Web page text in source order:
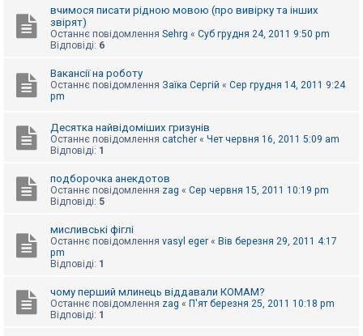
о
у
Д
п
м
а
вчимося писати рідною мовою (про вивірку та інших
звірят)
Останнє повідомлення Sehrg « Суб грудня 24, 2011 9:50 pm
Відповіді: 6
Вакансії на роботу
Останнє повідомлення Заїка Сергій « Сер грудня 14, 2011 9:24
pm
Десятка найвідоміших гризунів
Останнє повідомлення catcher « Чет червня 16, 2011 5:09 am
Відповіді: 1
подборочка анекдотов
Останнє повідомлення zag « Сер червня 15, 2011 10:19 pm
Відповіді: 5
мисливські фіглі
Останнє повідомлення vasyl eger « Вів березня 29, 2011 4:17
pm
Відповіді: 1
чому перший млинець віддавали КОМАМ?
Останнє повідомлення zag « П'ят березня 25, 2011 10:18 pm
Відповіді: 1